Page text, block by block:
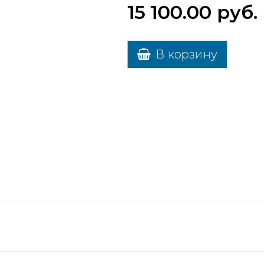
15 100.00 руб.
В корзину